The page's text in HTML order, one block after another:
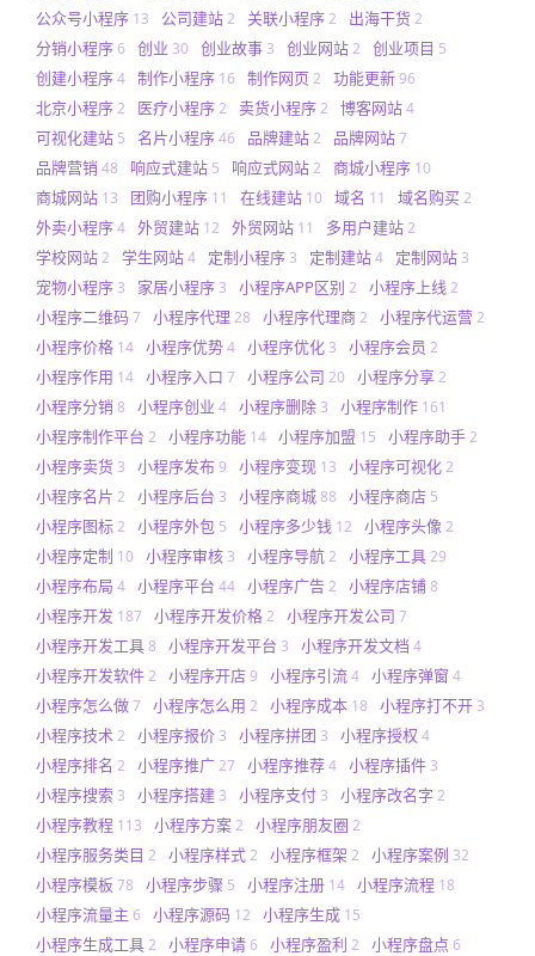
公众号小程序 13 公司建站2 关联小程序2 出海干货2
分销小程序6 创业 30 创业故事 3 创业网站2 创业项目 5
创建小程序4 制作小程序 16 制作网页 2 功能更新96
北京小程序2 医疗小程序2 卖货小程序2 博客网站4
可视化建站 5 名片小程序46 品牌建站2 品牌网站7
品牌营销 48 响应式建站 5 响应式网站2 商城小程序 10
商城网站 13 团购小程序 11 在线建站 10 域名 11 域名购买2
外卖小程序4 外贸建站 12 外贸网站 11 多用户建站2
学校网站2 学生网站4 定制小程序 3 定制建站4 定制网站 3
宠物小程序 3 家居小程序 3 小程序APP区别 2 小程序上线 2
小程序二维码7 小程序代理 28 小程序代理商2 小程序代运营2
小程序价格 14 小程序优势4 小程序优化 3 小程序会员 2
小程序作用 14 小程序入口 7 小程序公司 20 小程序分享2
小程序分销 8 小程序创业 4 小程序删除 3 小程序制作 161
小程序制作平台 2 小程序功能 14 小程序加盟 15 小程序助手2
小程序卖货 3 小程序发布9 小程序变现 13 小程序可视化2
小程序名片 2 小程序后台 3 小程序商城88 小程序商店 5
小程序图标2 小程序外包 5 小程序多少钱 12 小程序头像 2
小程序定制 10 小程序审核 3 小程序导航2 小程序工具29
小程序布局 4 小程序平台 44 小程序广告2 小程序店铺8
小程序开发 187 小程序开发价格2 小程序开发公司 7
小程序开发工具8 小程序开发平台 3 小程序开发文档 4
小程序开发软件2 小程序开店9 小程序引流4 小程序弹窗 4
小程序怎么做7 小程序怎么用 2 小程序成本 18 小程序打不开 3
小程序技术2 小程序报价 3 小程序拼团 3 小程序授权 4
小程序排名 2 小程序推广27 小程序推荐4 小程序插件 3
小程序搜索 3 小程序搭建 3 小程序支付 3 小程序改名字 2
小程序教程 113 小程序方案2 小程序朋友圈 2
小程序服务类目 2 小程序样式2 小程序框架 2 小程序案例 32
小程序模板 78 小程序步骤 5 小程序注册 14 小程序流程 18
小程序流量主 6 小程序源码 12 小程序生成 15
小程序生成工具2 小程序申请6 小程序盈利 2 小程序盘点 6